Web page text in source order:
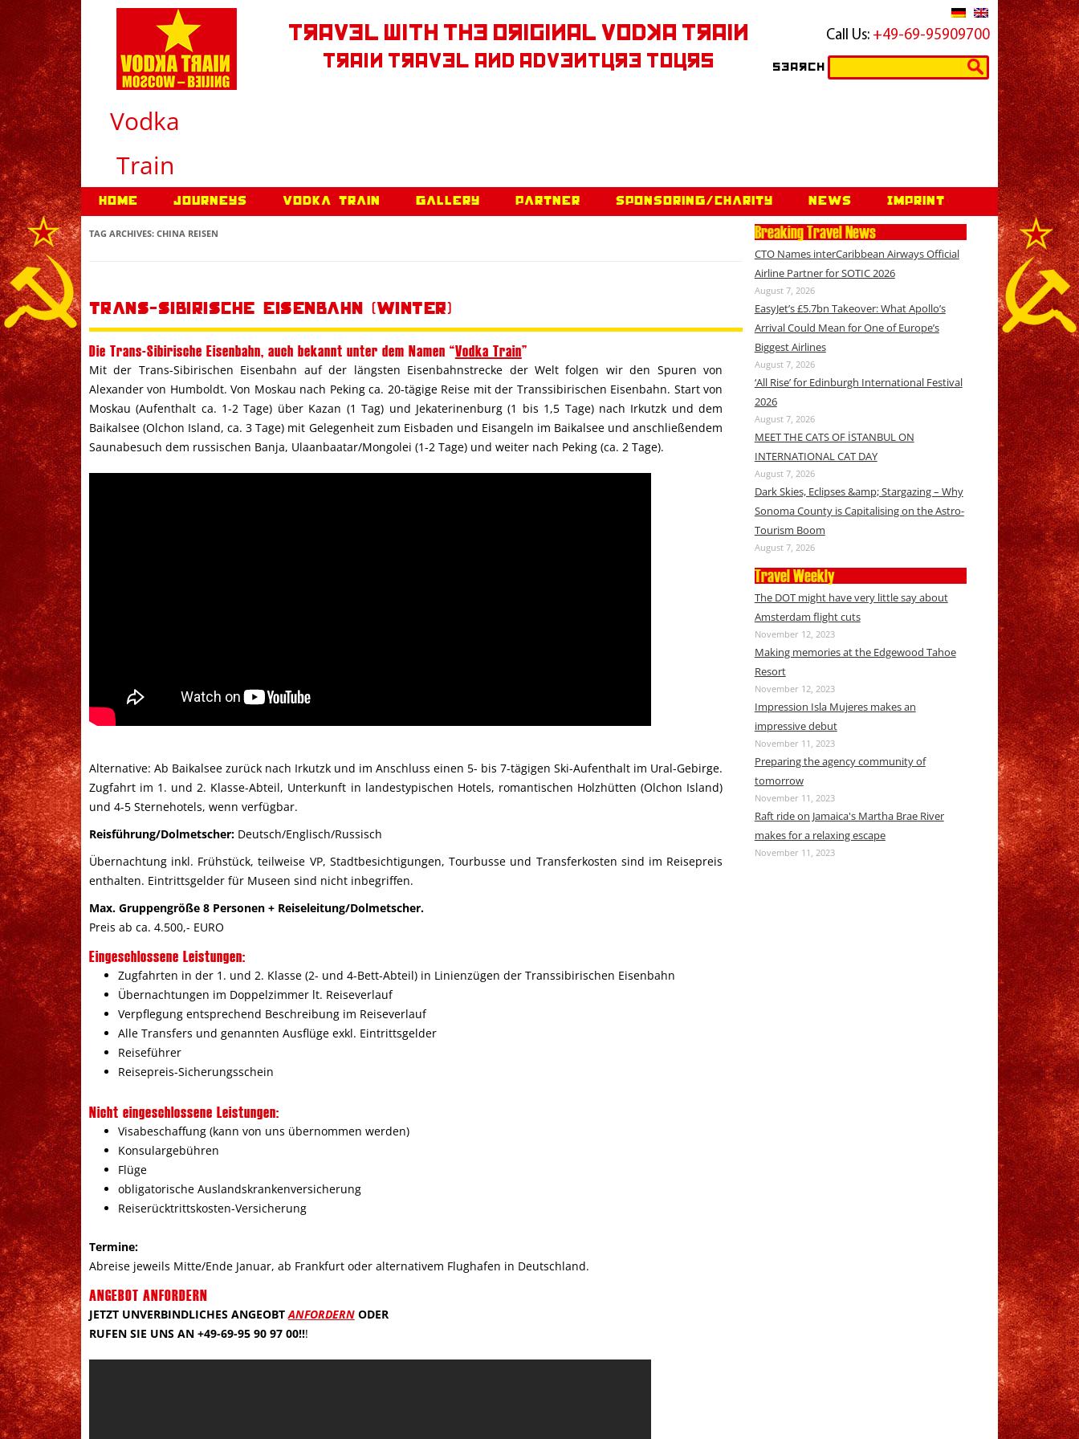
Vodka
Train
Travel With The Original Vodka Train
Train Travel and Adventure Tours
Call Us: +49-69-95909700
Search
Search
Skip to content
Home Journeys Vodka Train Gallery Partner Sponsoring/Charity News Imprint
TAG ARCHIVES: CHINA REISEN
Trans-Sibirische Eisenbahn (Winter)
Die Trans-Sibirische Eisenbahn, auch bekannt unter dem Namen “Vodka Train”
Mit der Trans-Sibirischen Eisenbahn auf der längsten Eisenbahnstrecke der Welt folgen wir den Spuren von
Alexander von Humboldt. Von Moskau nach Peking ca. 20-tägige Reise mit der Transsibirischen Eisenbahn. Start von
Moskau (Aufenthalt ca. 1-2 Tage) über Kazan (1 Tag) und Jekaterinenburg (1 bis 1,5 Tage) nach Irkutzk und dem
Baikalsee (Olchon Island, ca. 3 Tage) mit Gelegenheit zum Eisbaden und Eisangeln im Baikalsee und anschließendem
Saunabesuch dem russischen Banja, Ulaanbaatar/Mongolei (1-2 Tage) und weiter nach Peking (ca. 2 Tage).
Alternative: Ab Baikalsee zurück nach Irkutzk und im Anschluss einen 5- bis 7-tägigen Ski-Aufenthalt im Ural-Gebirge.
Zugfahrt im 1. und 2. Klasse-Abteil, Unterkunft in landestypischen Hotels, romantischen Holzhütten (Olchon Island)
und 4-5 Sternehotels, wenn verfügbar.
Reisführung/Dolmetscher:Deutsch/Englisch/Russisch
Übernachtung inkl. Frühstück, teilweise VP, Stadtbesichtigungen, Tourbusse und Transferkosten sind im Reisepreis
enthalten. Eintrittsgelder für Museen sind nicht inbegriffen.
Max. Gruppengröße 8 Personen + Reiseleitung/Dolmetscher.
Preis ab ca. 4.500,- EURO
Eingeschlossene Leistungen:
Zugfahrten in der 1. und 2. Klasse (2- und 4-Bett-Abteil) in Linienzügen der Transsibirischen Eisenbahn
Übernachtungen im Doppelzimmer lt. Reiseverlauf
Verpflegung entsprechend Beschreibung im Reiseverlauf
Alle Transfers und genannten Ausflüge exkl. Eintrittsgelder
Reiseführer
Reisepreis-Sicherungsschein
Nicht eingeschlossene Leistungen:
Visabeschaffung (kann von uns übernommen werden)
Konsulargebühren
Flüge
obligatorische Auslandskrankenversicherung
Reiserücktrittskosten-Versicherung
Termine:
Abreise jeweils Mitte/Ende Januar, ab Frankfurt oder alternativem Flughafen in Deutschland.
ANGEBOT ANFORDERN
JETZT UNVERBINDLICHES ANGEOBTANFORDERN ODER
RUFEN SIE UNS AN +49-69-95 90 97 00!!!
Breaking Travel News
CTO Names interCaribbean Airways Official
Airline Partner for SOTIC 2026
August 7, 2026
EasyJet’s £5.7bn Takeover: What Apollo’s
Arrival Could Mean for One of Europe’s
Biggest Airlines
August 7, 2026
‘All Rise’ for Edinburgh International Festival
2026
August 7, 2026
MEET THE CATS OF İSTANBUL ON
INTERNATIONAL CAT DAY
August 7, 2026
Dark Skies, Eclipses &amp; Stargazing – Why
Sonoma County is Capitalising on the Astro-
Tourism Boom
August 7, 2026
Travel Weekly
The DOT might have very little say about
Amsterdam flight cuts
November 12, 2023
Making memories at the Edgewood Tahoe
Resort
November 12, 2023
Impression Isla Mujeres makes an
impressive debut
November 11, 2023
Preparing the agency community of
tomorrow
November 11, 2023
Raft ride on Jamaica's Martha Brae River
makes for a relaxing escape
November 11, 2023